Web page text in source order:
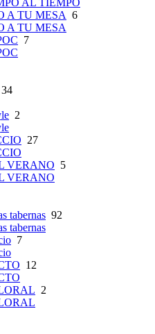
AL TIEMPO
A TU MESA 6
A TU MESA
7
34
2
27
VERANO 5
VERANO
tabernas 92
tabernas
7
12
2